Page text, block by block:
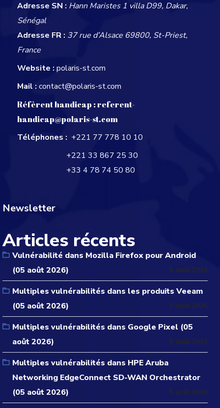
Adresse SN : Hann Maristes 1 villa D99, Dakar,
Sénégal
Adresse FR : 37 rue d’Alsace 69800, St-Priest,
France
Website : polaris-st.com
Mail : contact@polaris-st.com
Réfèrent handicap :referent-
handicap@polaris-st.com
Téléphones : +221 77 778 10 10
+221 33 867 25 30
+33 4 78 74 50 80
Newsletter
Articles récents
Vulnérabilité dans Mozilla Firefox pour Android
(05 août 2026)
5 août 2026
Multiples vulnérabilités dans les produits Veeam
(05 août 2026)
5 août 2026
Multiples vulnérabilités dans Google Pixel (05
août 2026)
5 août 2026
Multiples vulnérabilités dans HPE Aruba
Networking EdgeConnect SD-WAN Orchestrator
(05 août 2026)
5 août 2026